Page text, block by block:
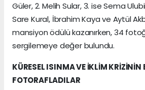
Güler, 2. Melih Sular, 3. ise Sema
Sare Kural, İbrahim Kaya ve Aytül
mansiyon ödülü kazanırken, 34
sergilemeye değer bulundu.
KÜRESEL ISINMA VE İKLİM KRİZİNİN
FOTORAFLADILAR